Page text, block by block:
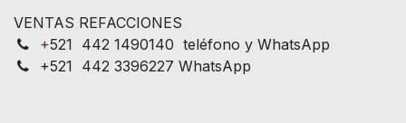
VENTAS REFACCIONES
+521 442 1490140 teléfono y WhatsApp
+521 442 3396227 WhatsApp